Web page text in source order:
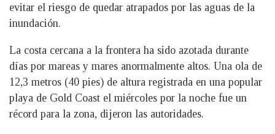
evitar el riesgo de quedar atrapados por las aguas de la
inundación.
La costa cercana a la frontera ha sido azotada durante
días por mareas y mares anormalmente altos. Una ola de
12,3 metros (40 pies) de altura registrada en una popular
playa de Gold Coast el miércoles por la noche fue un
récord para la zona, dijeron las autoridades.